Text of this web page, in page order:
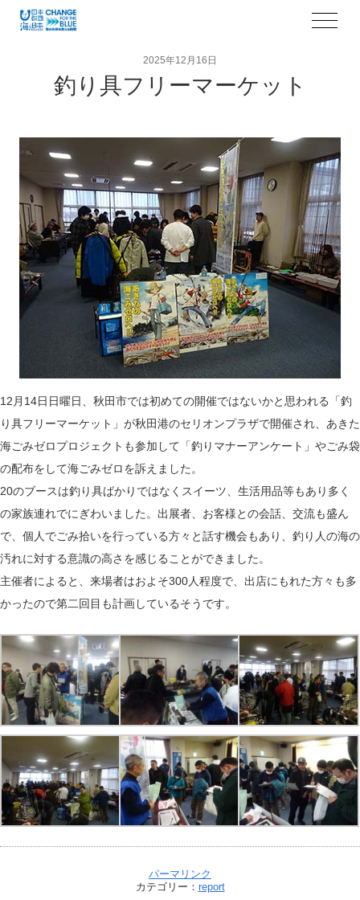
2025年12月16日
釣り具フリーマーケット
12月14日日曜日、秋田市では初めての開催ではないかと思われる「釣
り具フリーマーケット」が秋田港のセリオンプラザで開催され、あきた
海ごみゼロプロジェクトも参加して「釣りマナーアンケート」やごみ袋
の配布をして海ごみゼロを訴えました。
20のブースは釣り具ばかりではなくスイーツ、生活用品等もあり多く
の家族連れでにぎわいました。出展者、お客様との会話、交流も盛ん
で、個人でごみ拾いを行っている方々と話す機会もあり、釣り人の海の
汚れに対する意識の高さを感じることができました。
主催者によると、来場者はおよそ300人程度で、出店にもれた方々も多
かったので第二回目も計画しているそうです。
パーマリンク
カテゴリー： report